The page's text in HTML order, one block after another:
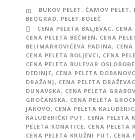
BUKOV PELET, ČAMOV PELET,
BEOGRAD, PELET BOLEČ
CENA PELETA BALJEVAC, CENA
CENA PELETA BEČMEN, CENA
BELIMARKOVIĆEVA PADINA, CENA
CENA PELETA BOLJEVCI, CENA
CENA PELETA BULEVAR
DEDINJE, CENA PELETA
DRAŽANJ, CENA PELETA DRAŽEVAC
DUNAVSKA, CENA PELETA
GROČANSKA, CENA PELETA
JAKOVO, CENA PELETA
KALUĐERIČKI PUT, CENA PELETA
PELETA KONATICE, CENA PELETA
CENA PELETA KRUŽNI PUT, CENA